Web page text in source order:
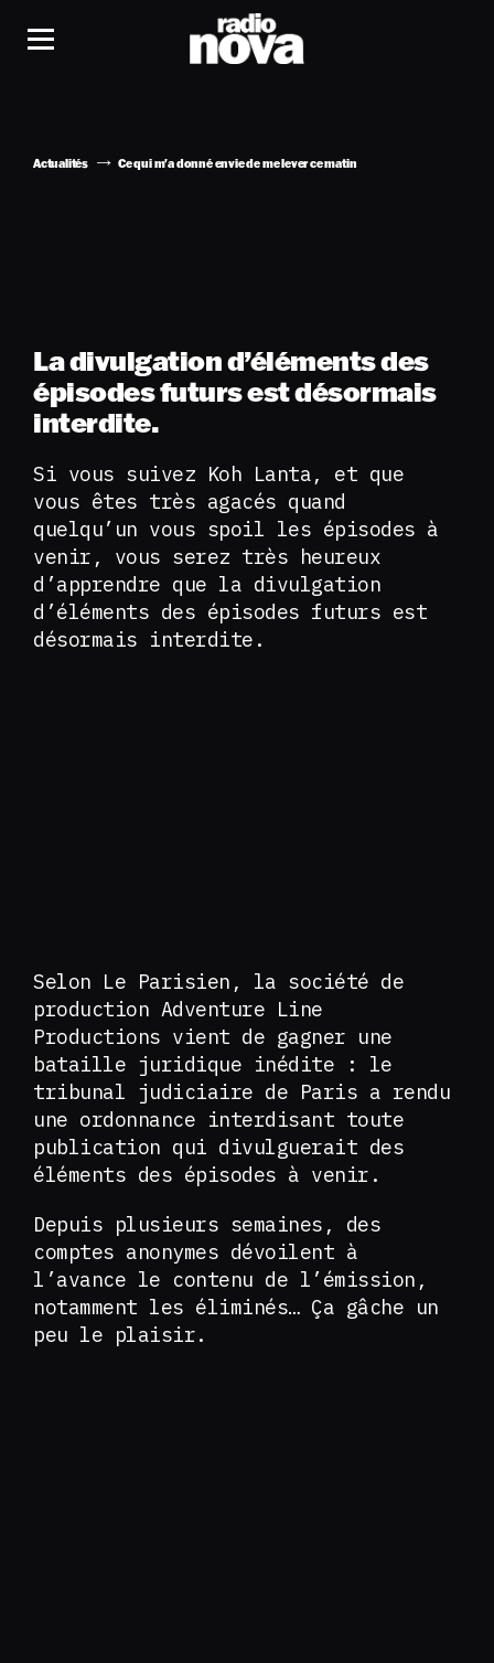
Actualités Ce qui m'a donné envie de me lever ce matin
La divulgation d’éléments des
épisodes futurs est désormais
interdite.
Si vous suivez Koh Lanta, et que
vous êtes très agacés quand
quelqu’un vous spoil les épisodes à
venir, vous serez très heureux
d’apprendre que la divulgation
d’éléments des épisodes futurs est
désormais interdite.
Selon Le Parisien, la société de
production Adventure Line
Productions vient de gagner une
bataille juridique inédite : le
tribunal judiciaire de Paris a rendu
une ordonnance interdisant toute
publication qui divulguerait des
éléments des épisodes à venir.
Depuis plusieurs semaines, des
comptes anonymes dévoilent à
l’avance le contenu de l’émission,
notamment les éliminés… Ça gâche un
peu le plaisir.